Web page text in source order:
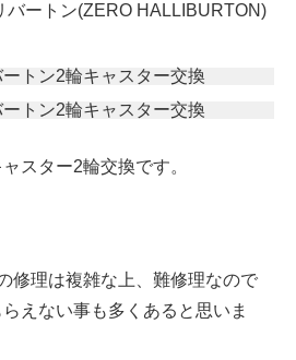
バートン(ZERO HALLIBURTON)
スター2輪交換です。
修理は複雑な上、難修理なので
えない事も多くあると思いま